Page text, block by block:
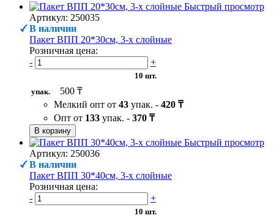
Быстрый просмотр
Артикул: 250035
В наличии
Пакет ВПП 20*30см, 3-х слойные
Розничная цена:
-
+
10 шт.
упак.
500 ₸
Мелкий опт от 43 упак. - 420 ₸
Опт от 133 упак. - 370 ₸
В корзину
Быстрый просмотр
Артикул: 250036
В наличии
Пакет ВПП 30*40см, 3-х слойные
Розничная цена:
-
+
10 шт.